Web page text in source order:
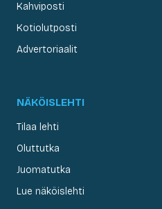
Kahviposti
Kotiolutposti
Advertoriaalit
NÄKÖISLEHTI
Tilaa lehti
Oluttutka
Juomatutka
Lue näköislehti